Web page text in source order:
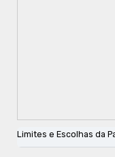
Limites e Escolhas da